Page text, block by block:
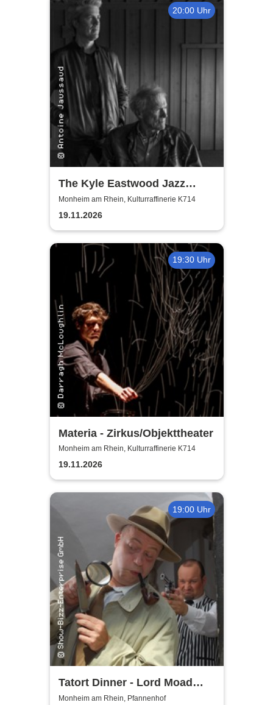
20:00 Uhr
The Kyle Eastwood Jazz
Quintet
Monheim am Rhein, Kulturraffinerie K714
19.11.2026
19:30 Uhr
Materia - Zirkus/Objekttheater
Monheim am Rhein, Kulturraffinerie K714
19.11.2026
19:00 Uhr
Tatort Dinner - Lord Moad
lässt bitten!
Monheim am Rhein, Pfannenhof